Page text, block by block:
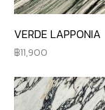
VERDE LAPPONIA
11,900